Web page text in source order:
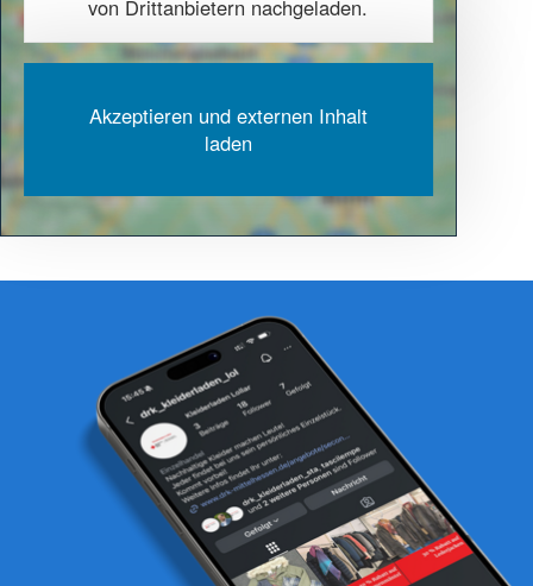
von Drittanbietern nachgeladen.
Akzeptieren und externen Inhalt
laden